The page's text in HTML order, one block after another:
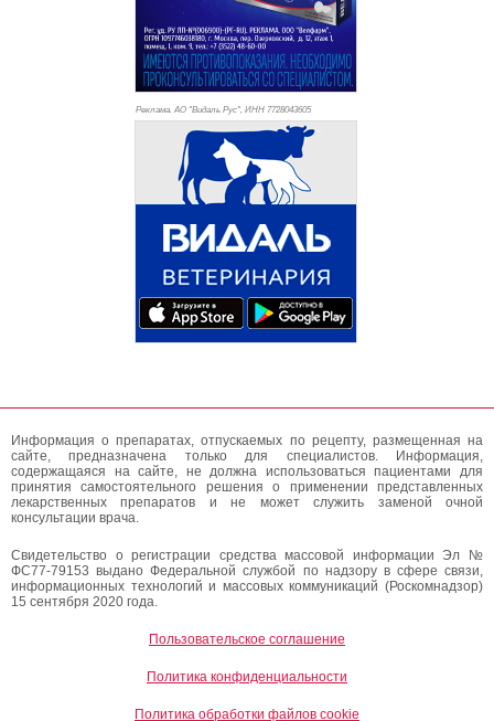
Реклама. АО "Видаль Рус", ИНН 7728043605
Информация о препаратах, отпускаемых по рецепту, размещенная на
сайте, предназначена только для специалистов. Информация,
содержащаяся на сайте, не должна использоваться пациентами для
принятия самостоятельного решения о применении представленных
лекарственных препаратов и не может служить заменой очной
консультации врача.
Свидетельство о регистрации средства массовой информации Эл №
ФС77-79153 выдано Федеральной службой по надзору в сфере связи,
информационных технологий и массовых коммуникаций (Роскомнадзор)
15 сентября 2020 года.
Пользовательское соглашение
Политика конфиденциальности
Политика обработки файлов cookie